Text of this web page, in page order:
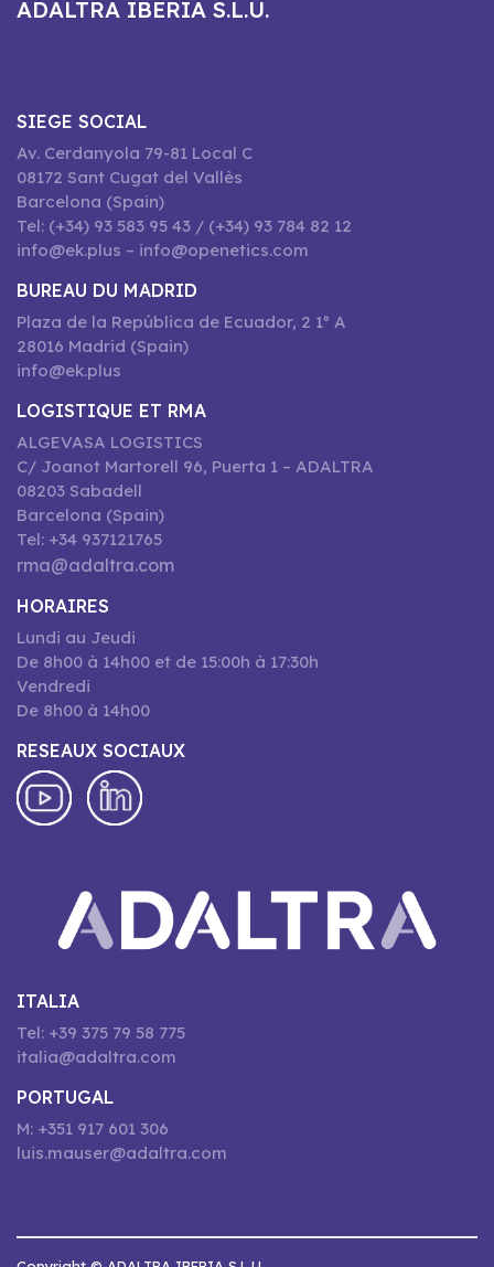
ADALTRA IBERIA S.L.U.
SIEGE SOCIAL
Av. Cerdanyola 79-81 Local C
08172 Sant Cugat del Vallès
Barcelona (Spain)
Tel: (+34) 93 583 95 43 / (+34) 93 784 82 12
info@ek.plus – info@openetics.com
BUREAU DU MADRID
Plaza de la República de Ecuador, 2 1º A
28016 Madrid (Spain)
info@ek.plus
LOGISTIQUE ET RMA
ALGEVASA LOGISTICS
C/ Joanot Martorell 96, Puerta 1 – ADALTRA
08203 Sabadell
Barcelona (Spain)
Tel: +34 937121765
rma@adaltra.com
HORAIRES
Lundi au Jeudi
De 8h00 à 14h00 et de 15:00h à 17:30h
Vendredi
De 8h00 à 14h00
RESEAUX SOCIAUX
ITALIA
Tel: +39 375 79 58 775
italia@adaltra.com
PORTUGAL
M: +351 917 601 306
luis.mauser@adaltra.com